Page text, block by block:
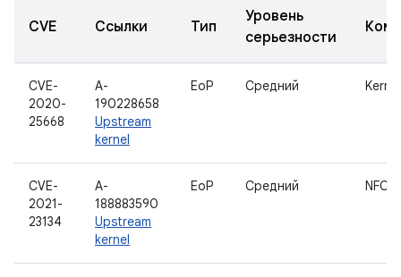
CVE Ссылки Тип
Уровень
серьезности
CVE-
2020-
25668
A-
190228658
Upstream
kernel
EoP Средний Kernel
CVE-
2021-
23134
A-
188883590
Upstream
kernel
EoP Средний NFC